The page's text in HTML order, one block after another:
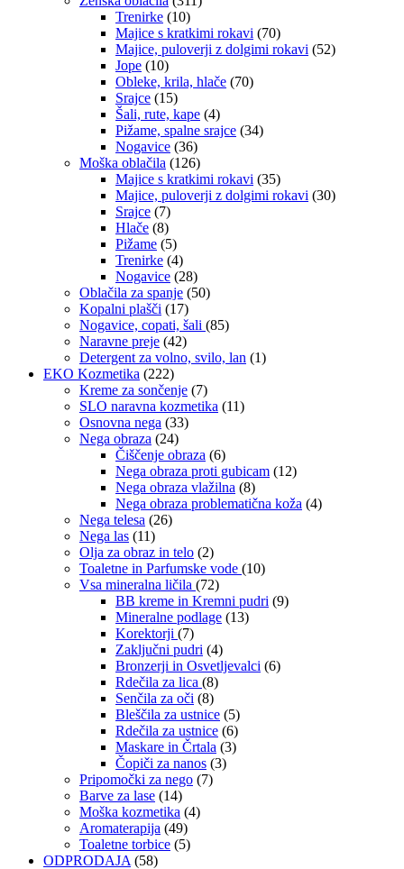
Trenirke (10)
Majice s kratkimi rokavi (70)
Majice, puloverji z dolgimi rokavi (52)
Jope (10)
Obleke, krila, hlače (70)
Srajce (15)
Šali, rute, kape (4)
Pižame, spalne srajce (34)
Nogavice (36)
Moška oblačila (126)
Majice s kratkimi rokavi (35)
Majice, puloverji z dolgimi rokavi (30)
Srajce (7)
Hlače (8)
Pižame (5)
Trenirke (4)
Nogavice (28)
Oblačila za spanje (50)
Kopalni plašči (17)
Nogavice, copati, šali (85)
Naravne preje (42)
Detergent za volno, svilo, lan (1)
EKO Kozmetika (222)
Kreme za sončenje (7)
SLO naravna kozmetika (11)
Osnovna nega (33)
Nega obraza (24)
Čiščenje obraza (6)
Nega obraza proti gubicam (12)
Nega obraza vlažilna (8)
Nega obraza problematična koža (4)
Nega telesa (26)
Nega las (11)
Olja za obraz in telo (2)
Toaletne in Parfumske vode (10)
Vsa mineralna ličila (72)
BB kreme in Kremni pudri (9)
Mineralne podlage (13)
Korektorji (7)
Zaključni pudri (4)
Bronzerji in Osvetljevalci (6)
Rdečila za lica (8)
Senčila za oči (8)
Bleščila za ustnice (5)
Rdečila za ustnice (6)
Maskare in Črtala (3)
Čopiči za nanos (3)
Pripomočki za nego (7)
Barve za lase (14)
Moška kozmetika (4)
Aromaterapija (49)
Toaletne torbice (5)
ODPRODAJA (58)